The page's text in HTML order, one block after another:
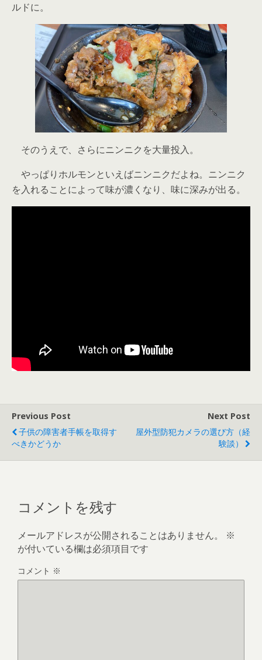
ルドに。
そのうえで、さらにニンニクを大量投入。
やっぱりホルモンといえばニンニクだよね。ニンニク
を入れることによって味が濃くなり、味に深みが出る。
Previous Post
子供の障害者手帳を取得す
べきかどうか
Next Post
屋外型防犯カメラの選び方（経
験談）
コメントを残す
メールアドレスが公開されることはありません。
※
が付いている欄は必須項目です
コメント ※